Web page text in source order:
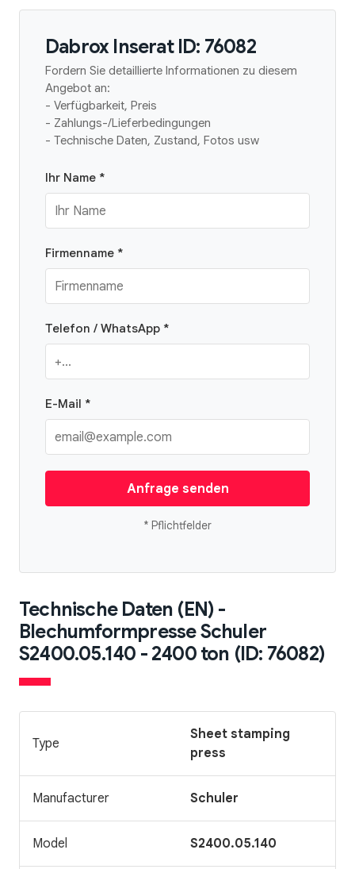
Dabrox Inserat ID: 76082
Fordern Sie detaillierte Informationen zu diesem
Angebot an:
- Verfügbarkeit, Preis
- Zahlungs-/Lieferbedingungen
- Technische Daten, Zustand, Fotos usw
Ihr Name *
Firmenname *
Telefon / WhatsApp *
E-Mail *
Anfrage senden
* Pflichtfelder
Technische Daten (EN) -
Blechumformpresse Schuler
S2400.05.140 - 2400 ton (ID: 76082)
Type
Sheet stamping
press
Manufacturer Schuler
Model S2400.05.140